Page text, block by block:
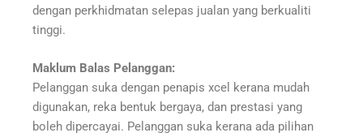
dengan perkhidmatan selepas jualan yang berkualiti
tinggi.
Maklum Balas Pelanggan:
Pelanggan suka dengan penapis xcel kerana mudah
digunakan, reka bentuk bergaya, dan prestasi yang
boleh dipercayai. Pelanggan suka kerana ada pilihan